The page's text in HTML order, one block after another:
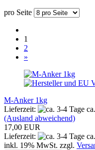
pro Seite
1
2
»
M-Anker 1kg
Lieferzeit:
(Ausland abweichend)
17,00 EUR
Lieferzeit:
inkl. 19% MwSt. zzgl.